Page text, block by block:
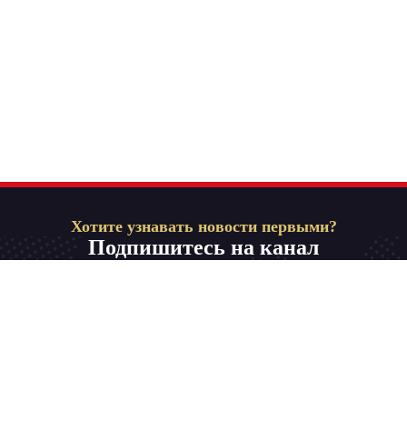
Хотите узнавать новости первыми?
Подпишитесь на канал